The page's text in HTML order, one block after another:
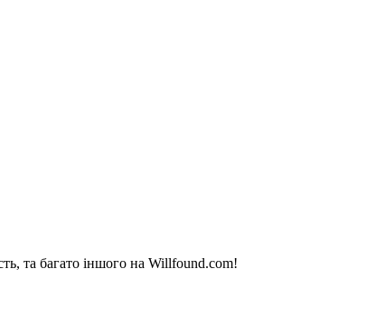
та багато іншого на Willfound.com!